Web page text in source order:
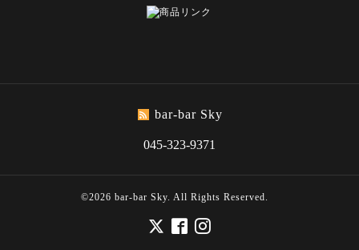
bar-bar Sky
045-323-9371
©2026 bar-bar Sky. All Rights Reserved.